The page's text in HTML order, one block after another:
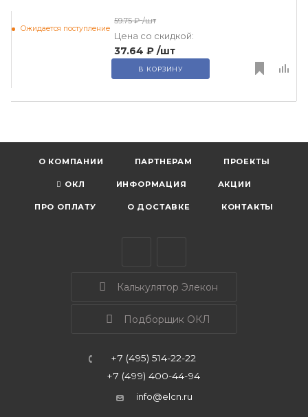
Ожидается поступление
59.75 ₽ /шт
Цена со скидкой:
37.64 ₽ /шт
В КОРЗИНУ
О КОМПАНИИ ПАРТНЕРАМ ПРОЕКТЫ
ОКЛ ИНФОРМАЦИЯ АКЦИИ
ПРО ОПЛАТУ О ДОСТАВКЕ КОНТАКТЫ
Калькулятор Элекон
Подборщик ОКЛ
+7 (495) 514-22-22
+7 (499) 400-44-94
info@elcn.ru